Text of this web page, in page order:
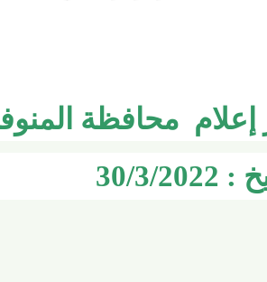
محافظة المنوفيه